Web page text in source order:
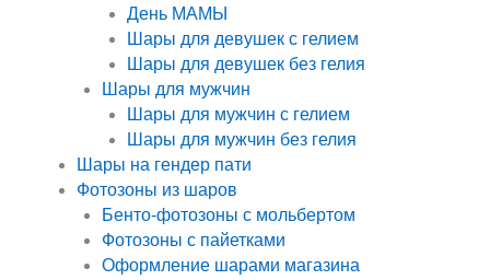
День МАМЫ
Шары для девушек с гелием
Шары для девушек без гелия
Шары для мужчин
Шары для мужчин с гелием
Шары для мужчин без гелия
Шары на гендер пати
Фотозоны из шаров
Бенто-фотозоны с мольбертом
Фотозоны с пайетками
Оформление шарами магазина